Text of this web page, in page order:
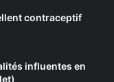
contraceptif
influentes en